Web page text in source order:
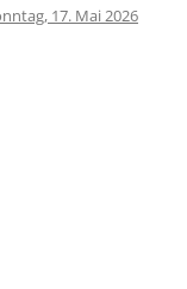
17. Mai 2026